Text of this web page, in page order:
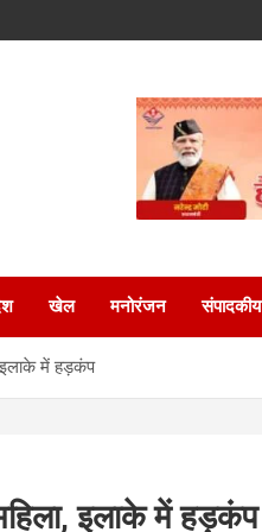
खेल मनोरंजन संपादकीय
इलाके में हड़कंप
इलाके में हड़कंप